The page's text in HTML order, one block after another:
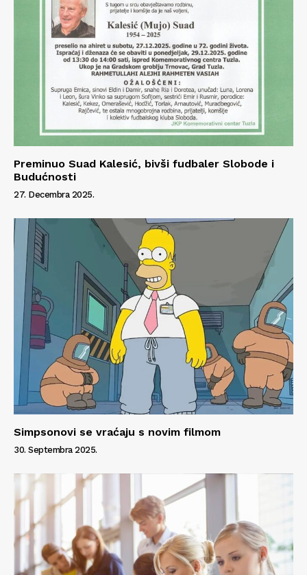
Preminuo Suad Kalesić, bivši fudbaler Slobode i
Budućnosti
27. Decembra 2025.
Simpsonovi se vraćaju s novim filmom
30. Septembra 2025.